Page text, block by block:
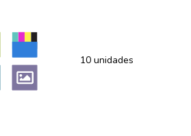
10 unidades